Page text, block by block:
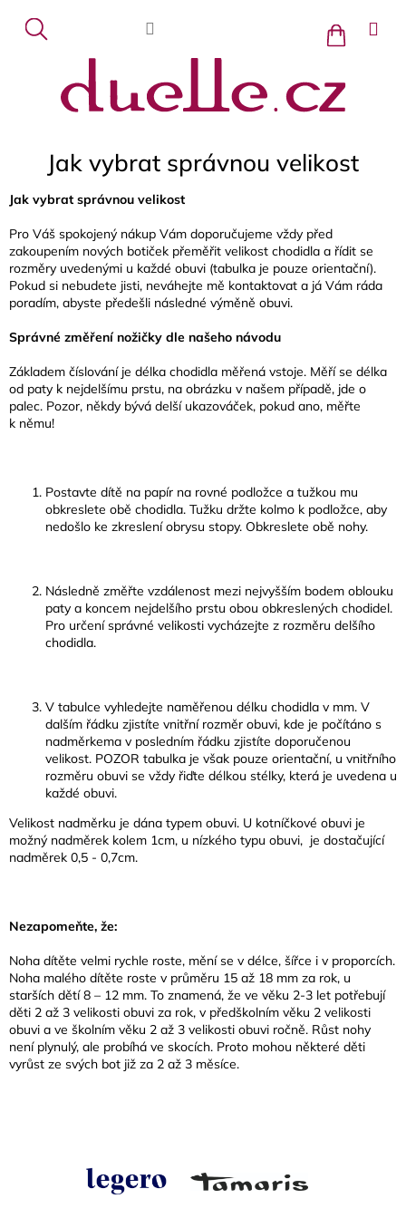
obsah
Nákupní
košík
Jak vybrat správnou velikost
Jak vybrat správnou velikost
Pro Váš spokojený nákup Vám doporučujeme vždy před
zakoupením nových botiček přeměřit velikost chodidla a řídit se
rozměry uvedenými u každé obuvi (tabulka je pouze orientační).
Pokud si nebudete jisti, neváhejte mě kontaktovat a já Vám ráda
poradím, abyste předešli následné výměně obuvi.
Správné změření nožičky dle našeho návodu
Základem číslování je délka chodidla měřená vstoje. Měří se délka
od paty k nejdelšímu prstu, na obrázku v našem případě, jde o
palec. Pozor, někdy bývá delší ukazováček, pokud ano, měřte
k němu!
Postavte dítě na papír na rovné podložce a tužkou mu
obkreslete obě chodidla. Tužku držte kolmo k podložce, aby
nedošlo ke zkreslení obrysu stopy. Obkreslete obě nohy.
Následně změřte vzdálenost mezi nejvyšším bodem oblouku
paty a koncem nejdelšího prstu obou obkreslených chodidel.
Pro určení správné velikosti vycházejte z rozměru delšího
chodidla.
V tabulce vyhledejte naměřenou délku chodidla v mm. V
dalším řádku zjistíte vnitřní rozměr obuvi, kde je počítáno s
nadměrkema v posledním řádku zjistíte doporučenou
velikost. POZOR tabulka je však pouze orientační, u vnitřního
rozměru obuvi se vždy řiďte délkou stélky, která je uvedena u
každé obuvi.
Velikost nadměrku je dána typem obuvi. U kotníčkové obuvi je
možný nadměrek kolem 1cm, u nízkého typu obuvi, je dostačující
nadměrek 0,5 - 0,7cm.
Nezapomeňte, že:
Noha dítěte velmi rychle roste, mění se v délce, šířce i v proporcích.
Noha malého dítěte roste v průměru 15 až 18 mm za rok, u
starších dětí 8 – 12 mm. To znamená, že ve věku 2-3 let potřebují
děti 2 až 3 velikosti obuvi za rok, v předškolním věku 2 velikosti
obuvi a ve školním věku 2 až 3 velikosti obuvi ročně. Růst nohy
není plynulý, ale probíhá ve skocích. Proto mohou některé děti
vyrůst ze svých bot již za 2 až 3 měsíce.